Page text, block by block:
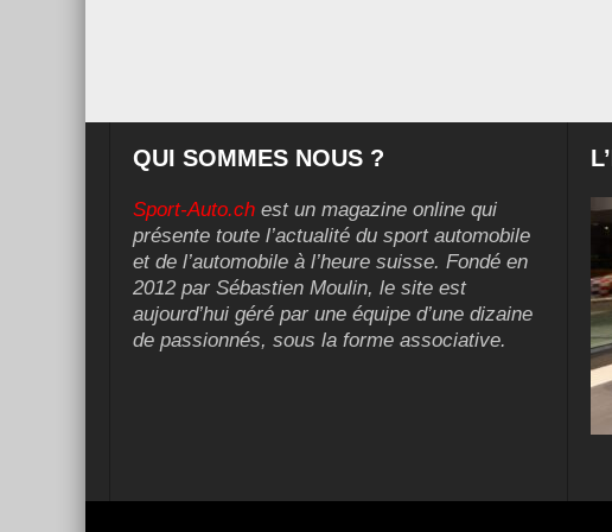
QUI SOMMES NOUS ?
Sport-Auto.ch est un magazine online qui
présente toute l’actualité du sport automobile
et de l’automobile à l’heure suisse. Fondé en
2012 par Sébastien Moulin, le site est
aujourd’hui géré par une équipe d’une dizaine
de passionnés, sous la forme associative.